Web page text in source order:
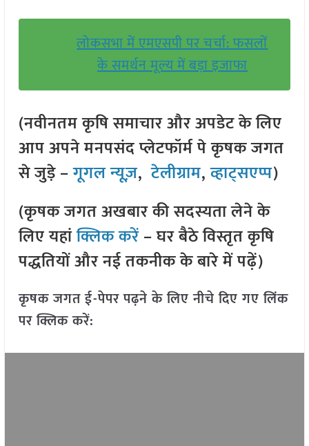
लोकसभा में एमएसपी पर चर्चा: फसलों
के समर्थन मूल्य में बड़ा इजाफा
(नवीनतम कृषि समाचार और अपडेट के लिए
आप अपने मनपसंद प्लेटफॉर्म पे कृषक जगत
से जुड़े –गूगल न्यूज़,टेलीग्राम,व्हाट्सएप्प)
(कृषक जगत अखबार की सदस्यता लेने के
लिए यहांक्लिक करें– घर बैठे विस्तृत कृषि
पद्धतियों और नई तकनीक के बारे में पढ़ें)
कृषक जगत ई-पेपर पढ़ने के लिए नीचे दिए गए लिंक
पर क्लिक करें: